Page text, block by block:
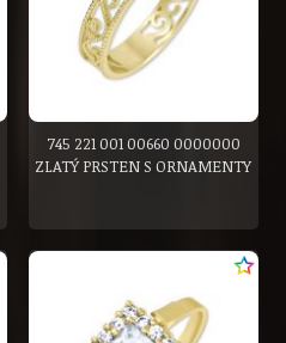
745 221 001 00660 0000000
ZLATÝ PRSTEN S ORNAMENTY